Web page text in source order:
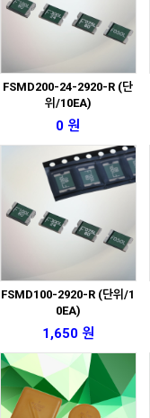
FSMD200-24-2920-R (단
위/10EA)
0 원
FSMD100-2920-R (단위/1
0EA)
1,650 원